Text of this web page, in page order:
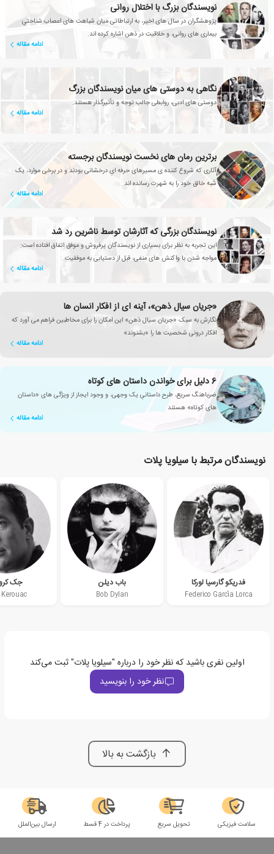
نویسندگان بزرگ با اختلال روانی
پژوهشگران در سال های اخیر، به ارتباطاتی میان شباهت های اعصاب شناختیِ
بیماری های روانی، و خلاقیت در ذهن اشاره کرده اند.
ادامه مقاله
نگاهی به دوستی های میان نویسندگان بزرگ
دوستی های ادبی، روابطی جالب توجه و تأثیرگذار هستند.
ادامه مقاله
برترین رمان های نخست نویسندگان برجسته
آثاری که شروع کننده ی مسیرهای حرفه ایِ درخشانی بودند و در برخی موارد، یک
شَبه خالق خود را به شهرت رسانده اند.
ادامه مقاله
نویسندگان بزرگی که آثارشان توسط ناشرین رد شد
این تجربه به نظر برای بسیاری از نویسندگان پرفروش و موفق اتفاق افتاده است:
مواجه شدن با واکنش های منفی، قبل از دستیابی به موفقیت.
ادامه مقاله
«جریان سیال ذهن»، آینه ای از افکار انسان ها
نگارش به سبک «جریان سیال ذهن» این امکان را برای مخاطبین فراهم می آورد که
افکار درونی شخصیت ها را «بشنوند»
ادامه مقاله
6 دلیل برای خواندن داستان های کوتاه
ضرباهنگ سریع، طرح داستانیِ یک وجهی، و وجود ایجاز از ویژگی های «داستان
های کوتاه» هستند
ادامه مقاله
نویسندگان مرتبط با سیلویا پلات
فدریکو گارسیا لورکا
Federico García Lorca
باب دیلن
Bob Dylan
جک
اولین نفری باشید که نظر خود را درباره "سیلویا پلات" ثبت می‌کند
نظر خود را بنویسید
بازگشت به بالا
سلامت فیزیکی تحویل سریع پرداخت در 4 قسط ارسال بین‌الملل